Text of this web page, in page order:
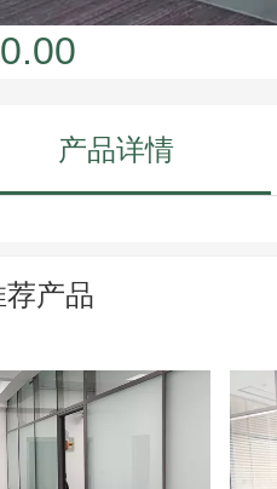
产品详情
荐产品